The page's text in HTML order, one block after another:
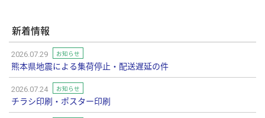
新着情報
2026.07.29 お知らせ
熊本県地震による集荷停止・配送遅延の件
2026.07.24 お知らせ
チラシ印刷・ポスター印刷